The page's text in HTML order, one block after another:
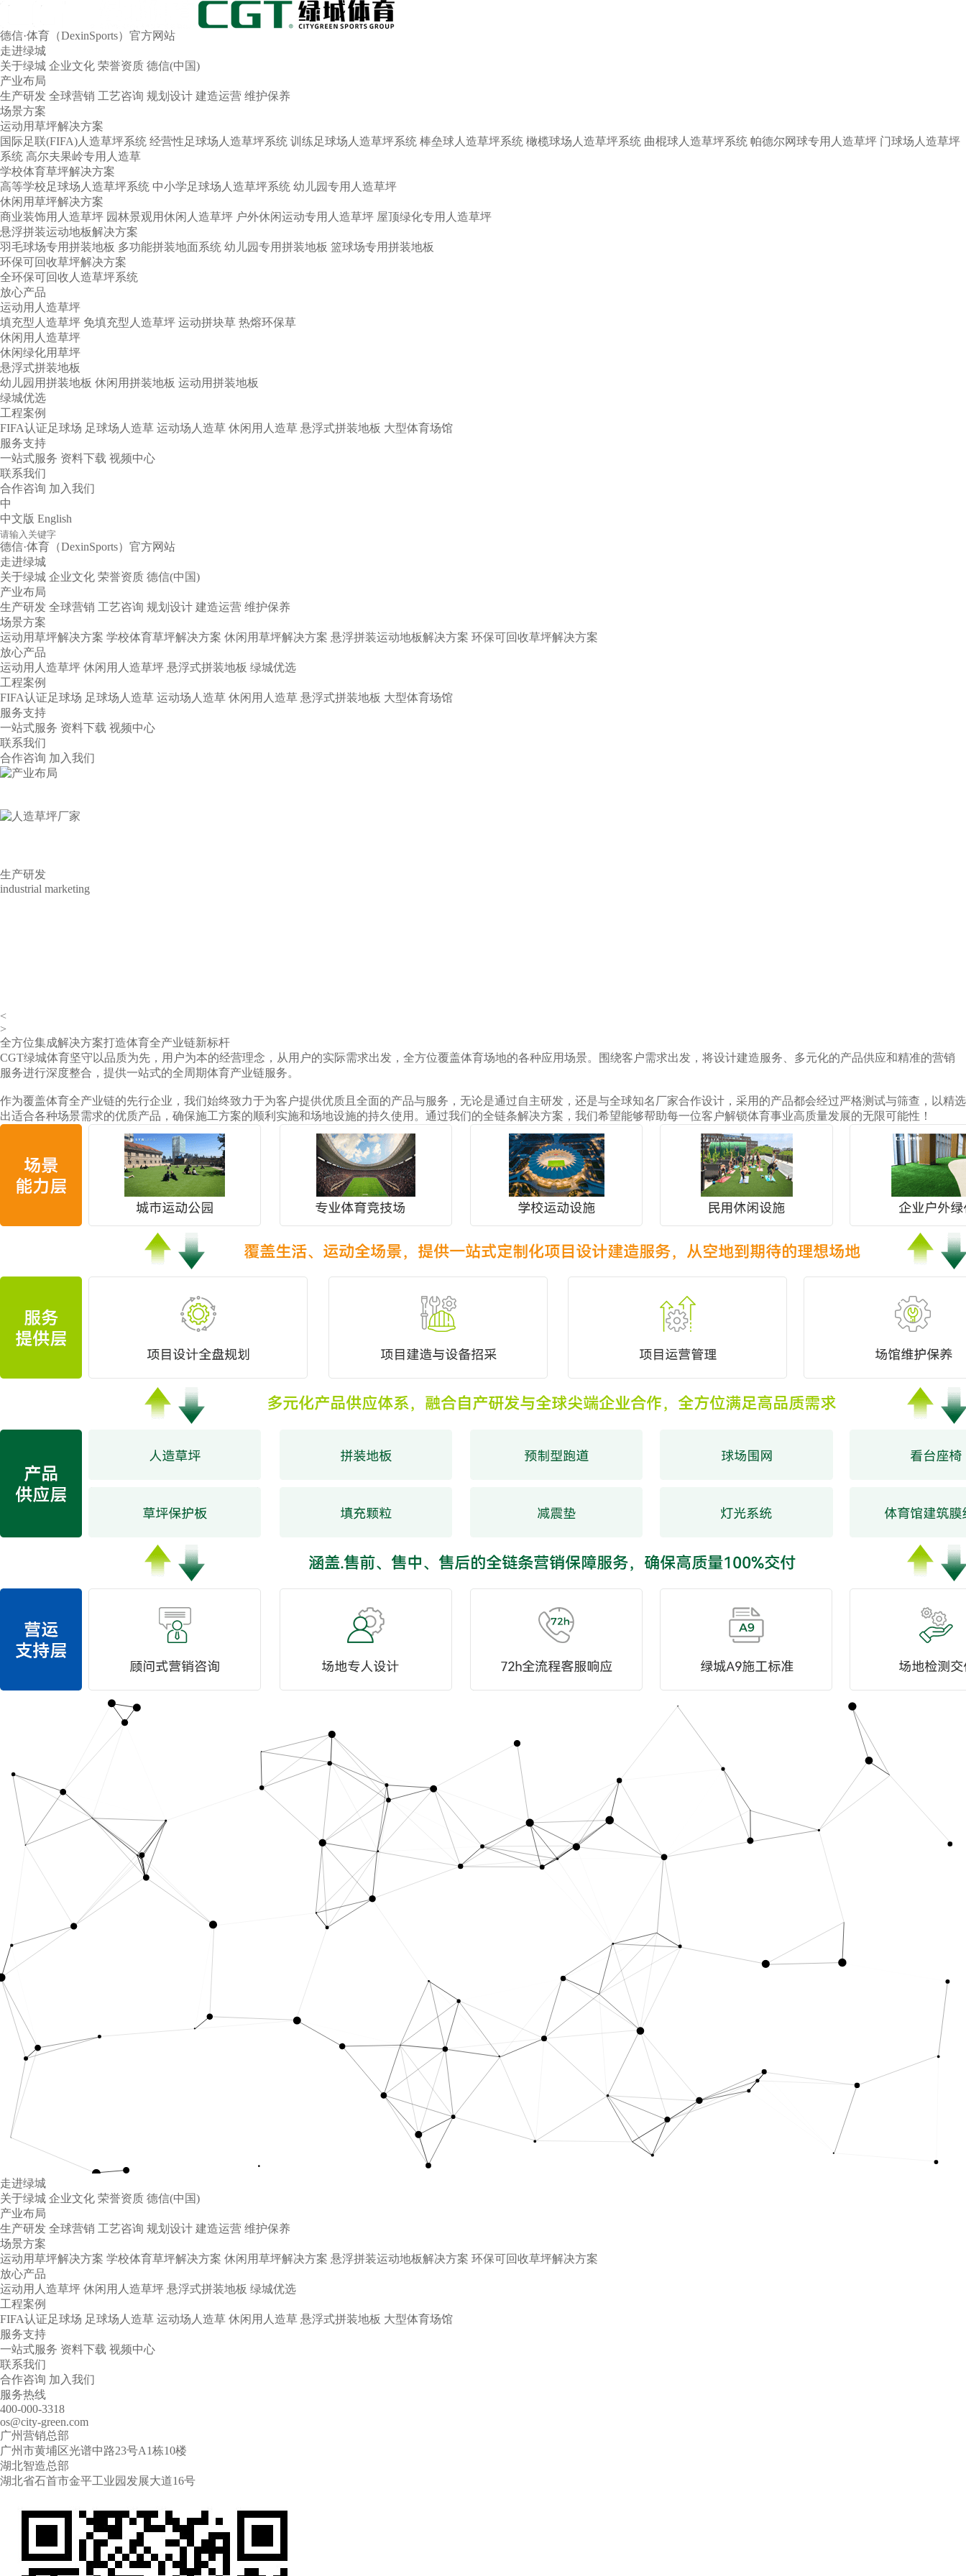
德信·体育（DexinSports）官方网站
走进绿城
关于绿城 企业文化 荣誉资质 德信(中国)
产业布局
生产研发 全球营销 工艺咨询 规划设计 建造运营 维护保养
场景方案
运动用草坪解决方案
国际足联(FIFA)人造草坪系统 经营性足球场人造草坪系统 训练足球场人造草坪系统 棒垒球人造草坪系统 橄榄球场人造草坪系统 曲棍球人造草坪系统 帕德尔网球专用人造草坪 门球场人造草坪
系统 高尔夫果岭专用人造草
学校体育草坪解决方案
高等学校足球场人造草坪系统 中小学足球场人造草坪系统 幼儿园专用人造草坪
休闲用草坪解决方案
商业装饰用人造草坪 园林景观用休闲人造草坪 户外休闲运动专用人造草坪 屋顶绿化专用人造草坪
悬浮拼装运动地板解决方案
羽毛球场专用拼装地板 多功能拼装地面系统 幼儿园专用拼装地板 篮球场专用拼装地板
环保可回收草坪解决方案
全环保可回收人造草坪系统
放心产品
运动用人造草坪
填充型人造草坪 免填充型人造草坪 运动拼块草 热熔环保草
休闲用人造草坪
休闲绿化用草坪
悬浮式拼装地板
幼儿园用拼装地板 休闲用拼装地板 运动用拼装地板
绿城优选
工程案例
FIFA认证足球场 足球场人造草 运动场人造草 休闲用人造草 悬浮式拼装地板 大型体育场馆
服务支持
一站式服务 资料下载 视频中心
联系我们
合作咨询 加入我们
中
中文版 English
德信·体育（DexinSports）官方网站
走进绿城
关于绿城 企业文化 荣誉资质 德信(中国)
产业布局
生产研发 全球营销 工艺咨询 规划设计 建造运营 维护保养
场景方案
运动用草坪解决方案 学校体育草坪解决方案 休闲用草坪解决方案 悬浮拼装运动地板解决方案 环保可回收草坪解决方案
放心产品
运动用人造草坪 休闲用人造草坪 悬浮式拼装地板 绿城优选
工程案例
FIFA认证足球场 足球场人造草 运动场人造草 休闲用人造草 悬浮式拼装地板 大型体育场馆
服务支持
一站式服务 资料下载 视频中心
联系我们
合作咨询 加入我们
生产研发
industrial marketing
<
>
全方位集成解决方案打造体育全产业链新标杆
CGT绿城体育坚守以品质为先，用户为本的经营理念，从用户的实际需求出发，全方位覆盖体育场地的各种应用场景。围绕客户需求出发，将设计建造服务、多元化的产品供应和精准的营销
服务进行深度整合，提供一站式的全周期体育产业链服务。
作为覆盖体育全产业链的先行企业，我们始终致力于为客户提供优质且全面的产品与服务，无论是通过自主研发，还是与全球知名厂家合作设计，采用的产品都会经过严格测试与筛查，以精选
出适合各种场景需求的优质产品，确保施工方案的顺利实施和场地设施的持久使用。通过我们的全链条解决方案，我们希望能够帮助每一位客户解锁体育事业高质量发展的无限可能性！
走进绿城
关于绿城 企业文化 荣誉资质 德信(中国)
产业布局
生产研发 全球营销 工艺咨询 规划设计 建造运营 维护保养
场景方案
运动用草坪解决方案 学校体育草坪解决方案 休闲用草坪解决方案 悬浮拼装运动地板解决方案 环保可回收草坪解决方案
放心产品
运动用人造草坪 休闲用人造草坪 悬浮式拼装地板 绿城优选
工程案例
FIFA认证足球场 足球场人造草 运动场人造草 休闲用人造草 悬浮式拼装地板 大型体育场馆
服务支持
一站式服务 资料下载 视频中心
联系我们
合作咨询 加入我们
服务热线
400-000-3318
os@city-green.com
广州营销总部
广州市黄埔区光谱中路23号A1栋10楼
湖北智造总部
湖北省石首市金平工业园发展大道16号